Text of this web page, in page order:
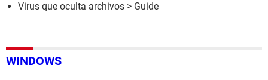
Virus que oculta archivos > Guide
WINDOWS